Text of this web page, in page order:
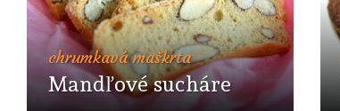
chrumkavá maškrta
Mandľové sucháre